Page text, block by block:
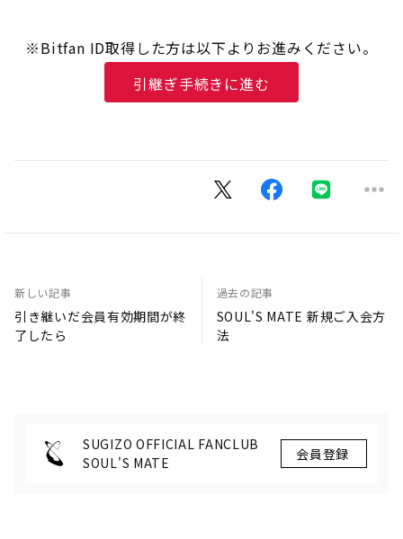
※Bitfan ID取得した方は以下よりお進みください。
引継ぎ手続きに進む
新しい記事
引き継いだ会員有効期間が終
了したら
過去の記事
SOUL'S MATE 新規ご入会方
法
SUGIZO OFFICIAL FANCLUB
SOUL'S MATE